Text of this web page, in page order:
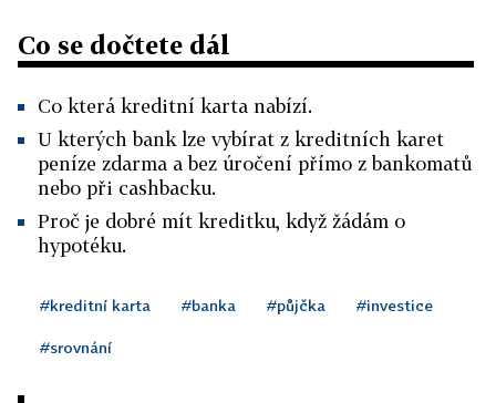
Co se dočtete dál
Co která kreditní karta nabízí.
U kterých bank lze vybírat z kreditních karet
peníze zdarma a bez úročení přímo z bankomatů
nebo při cashbacku.
Proč je dobré mít kreditku, když žádám o
hypotéku.
#kreditní karta #banka #půjčka #investice
#srovnání